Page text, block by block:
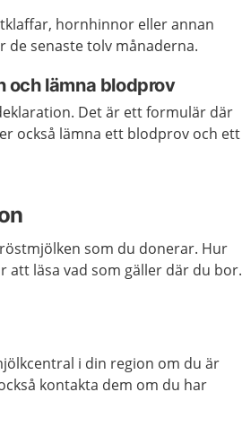
hornhinnor eller annan
senaste tolv månaderna.
och lämna blodprov
Det är ett formulär där
också lämna ett blodprov och ett
som du donerar. Hur
att läsa vad som gäller där du bor.
i din region om du är
kontakta dem om du har